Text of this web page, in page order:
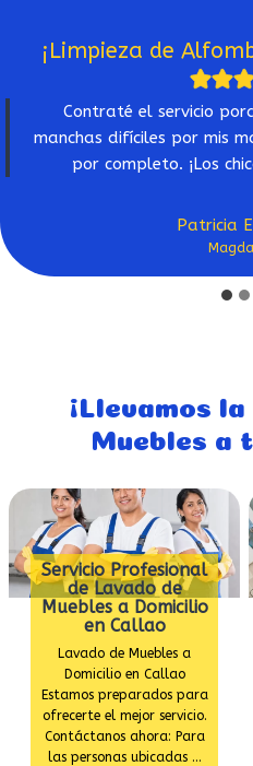
¡Limpieza de
Contraté el servicio
manchas difíciles por mis
por completo. ¡Los
Patricia
¡Llevamos
Muebles a
Servicio Profesional
de Lavado de
Muebles a Domicilio
en Callao
Lavado de Muebles a
Domicilio en Callao
Estamos preparados para
ofrecerte el mejor servicio.
Contáctanos ahora: Para
las personas ubicadas …